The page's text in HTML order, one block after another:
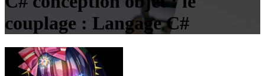
couplage : Langage C#